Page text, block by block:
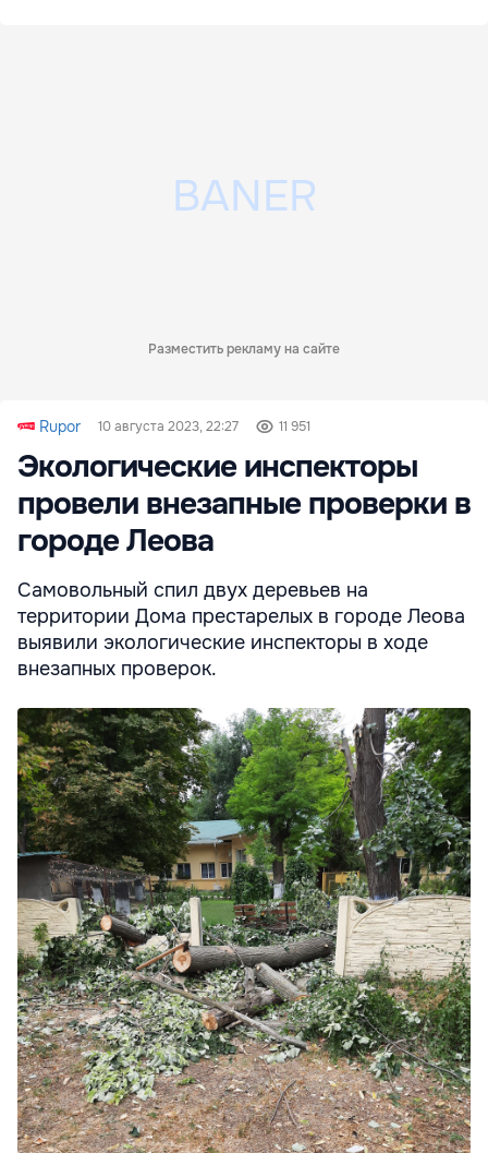
Разместить рекламу на сайте
Rupor 10 августа 2023, 22:27 11 951
Экологические инспекторы
провели внезапные проверки в
городе Леова
Самовольный спил двух деревьев на
территории Дома престарелых в городе Леова
выявили экологические инспекторы в ходе
внезапных проверок.